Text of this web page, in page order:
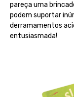
pareça uma
podem suportar
derramamentos
entusiasmada!